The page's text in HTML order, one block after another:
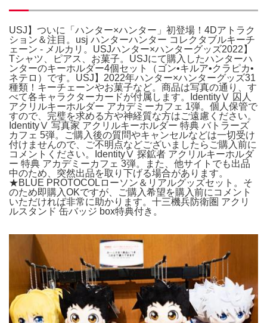
USJ】ついに「ハンター×ハンター」初登場！4Dアトラク
ション＆注目。usj ハンターハンター コレクタブルキーチ
ェーン - メルカリ。USJハンター×ハンターグッズ2022】
Tシャツ、ピアス、お菓子。USJにて購入したハンターハ
ンターのキーホルダー4個セット（ゴン•キルア•クラピカ•
ネテロ）です。USJ】2022年ハンター×ハンターグッズ31
種類！キーチェーンやお菓子など。商品は写真の通り、す
べて各キャラクターカードが付属します。IdentityⅤ 囚人
アクリルキーホルダー アカデミーカフェ 1弾。個人保管で
すので、完璧を求める方や神経質な方はご遠慮ください。
IdentityⅤ 写真家 アクリルキーホルダー 特典 バトラーズ
カフェ 5弾。ご購入後の質問やキャンセルなどは一切受け
付けませんので、ご不明点などございましたらご購入前に
コメントください。IdentityⅤ 探鉱者 アクリルキーホルダ
ー 特典 アカデミーカフェ 3弾。また、他サイトでも出品
中のため、突然出品を取り下げる場合があります。
★BLUE PROTOCOLローソン＆リアルグッズセット。そ
のため即購入OKですが、ご購入希望を購入前にコメント
いただければ非常に助かります。十三機兵防衛圏 アクリ
ルスタンド 缶バッジ box特典付き。